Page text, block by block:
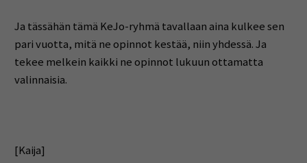
Ja tässähän tämä KeJo-ryhmä tavallaan aina kulkee sen
pari vuotta, mitä ne opinnot kestää, niin yhdessä. Ja
tekee melkein kaikki ne opinnot lukuun ottamatta
valinnaisia.
[Kaija]